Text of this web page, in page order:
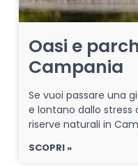
Oasi e
Campania
Se vuoi passare una
e lontano dallo stress
riserve naturali in
SCOPRI »